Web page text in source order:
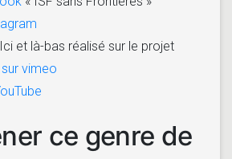
Ici et là-bas réalisé sur le projet
vimeo
ce genre de